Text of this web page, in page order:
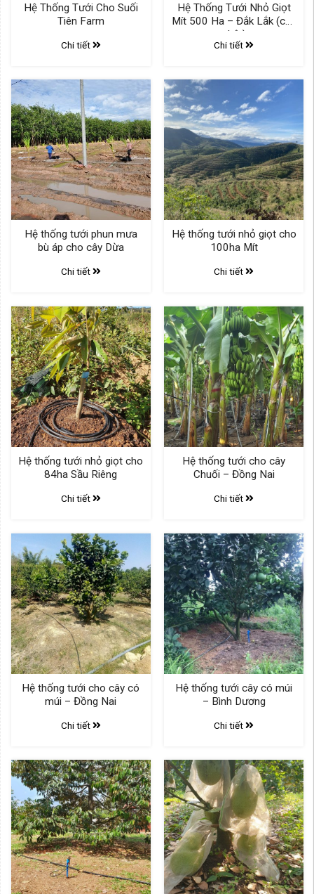
Hệ Thống Tưới Cho Suối
Tiên Farm
Chi tiết
Hệ Thống Tưới Nhỏ Giọt
Mít 500 Ha – Đắk Lắk (cập
nhật)
Chi tiết
Hệ thống tưới phun mưa
bù áp cho cây Dừa
Chi tiết
Hệ thống tưới nhỏ giọt cho
100ha Mít
Chi tiết
Hệ thống tưới nhỏ giọt cho
84ha Sầu Riêng
Chi tiết
Hệ thống tưới cho cây
Chuối – Đồng Nai
Chi tiết
Hệ thống tưới cho cây có
múi – Đồng Nai
Chi tiết
Hệ thống tưới cây có múi
– Bình Dương
Chi tiết